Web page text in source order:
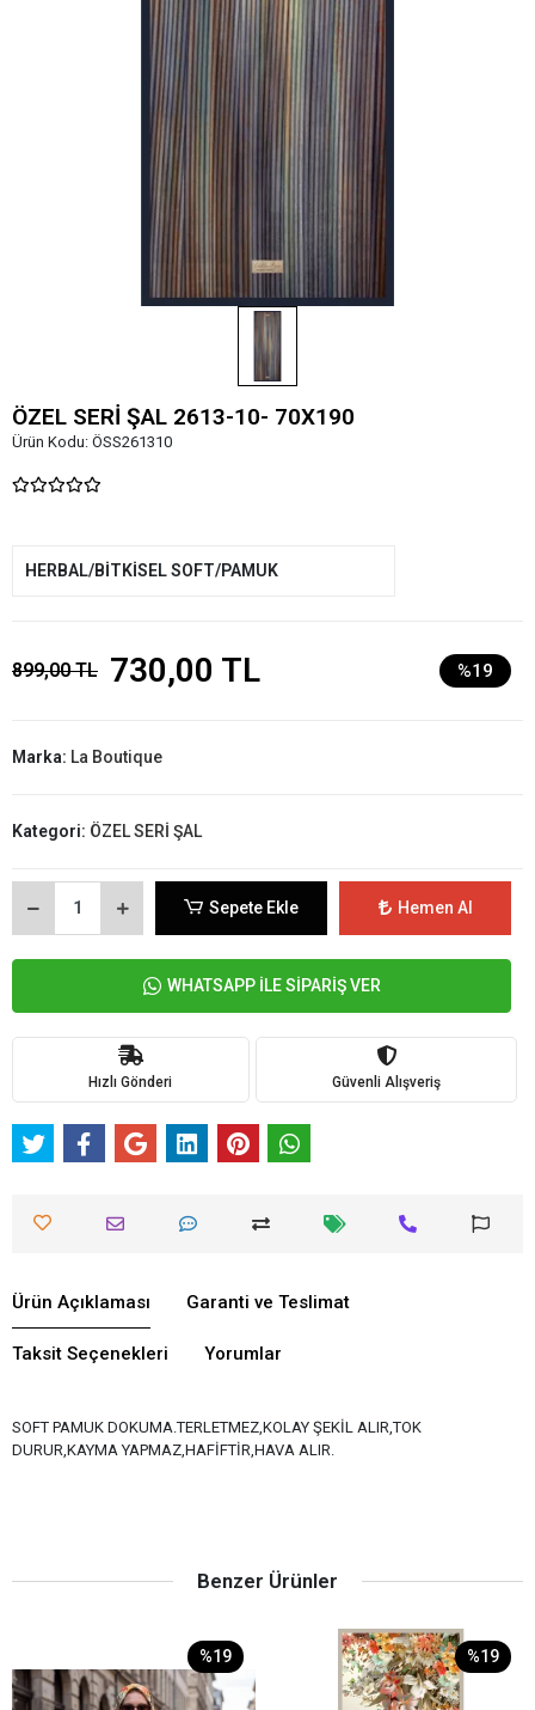
ÖZEL SERİ ŞAL 2613-10- 70X190
Ürün Kodu: ÖSS261310
HERBAL/BİTKİSEL SOFT/PAMUK
899,00 TL 730,00 TL %19
Marka: La Boutique
Kategori: ÖZEL SERİ ŞAL
Sepete Ekle Hemen Al
WHATSAPP İLE SİPARİŞ VER
Hızlı Gönderi Güvenli Alışveriş
Ürün Açıklaması Garanti ve Teslimat
Taksit Seçenekleri Yorumlar
SOFT PAMUK DOKUMA.TERLETMEZ,KOLAY ŞEKİL ALIR,TOK
DURUR,KAYMA YAPMAZ,HAFİFTİR,HAVA ALIR.
Benzer Ürünler
%19 %19